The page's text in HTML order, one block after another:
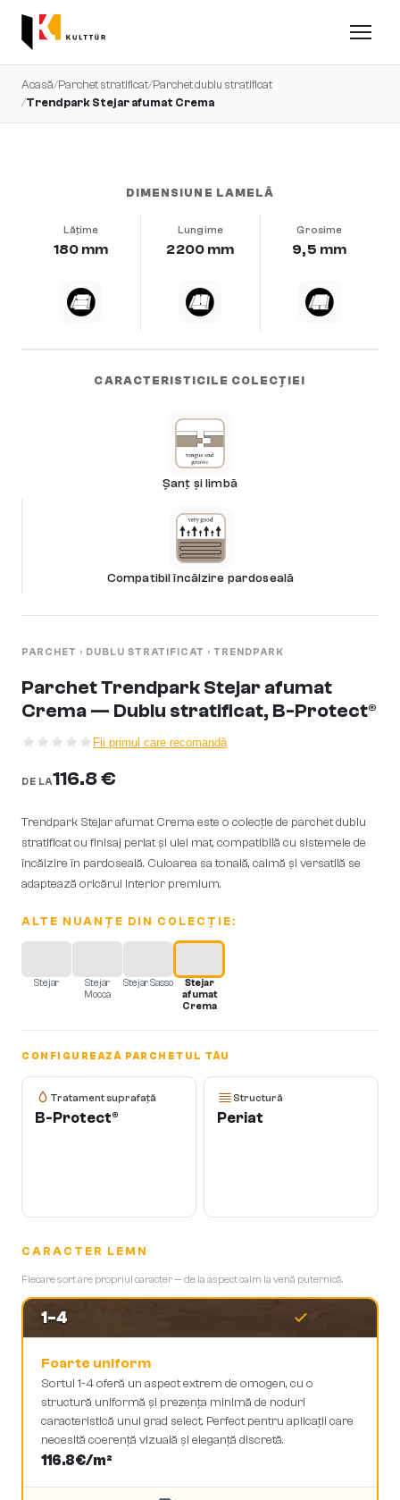
Acasă/Parchet stratificat/Parchet dublu stratificat
/Trendpark Stejar afumat Crema
DIMENSIUNE LAMELĂ
Lățime
180 mm
Lungime
2200 mm
Grosime
9,5 mm
CARACTERISTICILE COLECȚIEI
Șanț și limbă
Compatibil încălzire pardoseală
PARCHET › DUBLU STRATIFICAT › TRENDPARK
Parchet Trendpark Stejar afumat
Crema — Dublu stratificat, B-Protect®
Fii primul care recomandă
DE LA116.8 €
Trendpark Stejar afumat Crema este o colecție de parchet dublu
stratificat cu finisaj periat și ulei mat, compatibilă cu sistemele de
încălzire în pardoseală. Culoarea sa tonală, calmă și versatilă se
adaptează oricărui interior premium.
ALTE NUANȚE DIN COLECȚIE:
Stejar
Stejar
Mocca
Stejar Sasso
Stejar
afumat
Crema
CONFIGUREAZĂ PARCHETUL TĂU
Tratament suprafață
B-Protect®
Structură
Periat
CARACTER LEMN
Fiecare sort are propriul caracter — de la aspect calm la venă puternică.
1-4
Foarte uniform
Sortul 1-4 oferă un aspect extrem de omogen, cu o
structură uniformă și prezența minimă de noduri
caracteristică unui grad select. Perfect pentru aplicații care
necesită coerență vizuală și eleganță discretă.
116.8€/m²